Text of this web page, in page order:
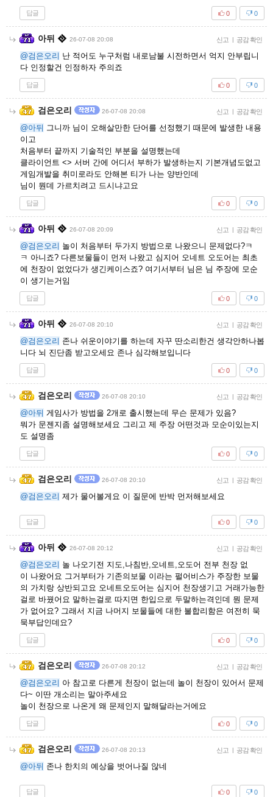
답글 0
0
아뒤 26-07-08 20:08 신고 | 공감 확인
@검은오리 난 적어도 누구처럼 내로남불 시전하면서 억지 안부립니
다 인정할건 인정하자 주의죠
답글 0
0
검은오리 26-07-08 20:08 신고 | 공감 확인
@아뒤 그니까 님이 오해살만한 단어를 선정했기 때문에 발생한 내용
이고
처음부터 끝까지 기술적인 부분을 설명했는데
클라이언트 <> 서버 간에 어디서 부하가 발생하는지 기본개념도없고
게임개발을 취미로라도 안해본 티가 나는 양반인데
님이 뭔데 가르치려고 드시냐고요
답글 0
0
아뒤 26-07-08 20:09 신고 | 공감 확인
@검은오리 놀이 처음부터 두가지 방법으로 나왔으니 문제없다?ㅋ
ㅋ 아니죠? 다른보물들이 먼저 나왔고 심지어 오네트 오도어는 최초
에 천장이 없었다가 생긴케이스죠? 여기서부터 님은 님 주장에 모순
이 생기는거임
답글 0
0
아뒤 26-07-08 20:10 신고 | 공감 확인
@검은오리 존나 쉬운이야기를 하는데 자꾸 딴소리한건 생각안하나봅
니다 뇌 진단좀 받고오세요 존나 심각해보입니다
답글 0
0
검은오리 26-07-08 20:10 신고 | 공감 확인
@아뒤 게임사가 방법을 2개로 출시했는데 무슨 문제가 있음?
뭐가 문젠지좀 설명해보세요 그리고 제 주장 어떤것과 모순이있는지
도 설명좀
답글 0
0
검은오리 26-07-08 20:10 신고 | 공감 확인
@검은오리 제가 물어볼게요 이 질문에 반박 먼저해보세요
답글 0
0
아뒤 26-07-08 20:12 신고 | 공감 확인
@검은오리 놀 나오기전 지도,나침반,오네트,오도어 전부 천장 없
이 나왔어요 그거부터가 기존의보물 이라는 펄어비스가 주장한 보물
의 가치랑 상반되고요 오네트오도어는 심지어 천장생기고 거래가능한
걸로 바꿨어요 말하는걸로 따지면 한입으로 두말하는격인데 뭔 문제
가 없어요? 그래서 지금 나머지 보물들에 대한 불합리함은 여전히 묵
묵부답인데요?
답글 0
0
검은오리 26-07-08 20:12 신고 | 공감 확인
@검은오리 아 참고로 다른게 천장이 없는데 놀이 천장이 있어서 문제
다~ 이딴 개소리는 말아주세요
놀이 천장으로 나온게 왜 문제인지 말해달라는거에요
답글 0
0
검은오리 26-07-08 20:13 신고 | 공감 확인
@아뒤 존나 한치의 예상을 벗어나질 않네
답글 0
0